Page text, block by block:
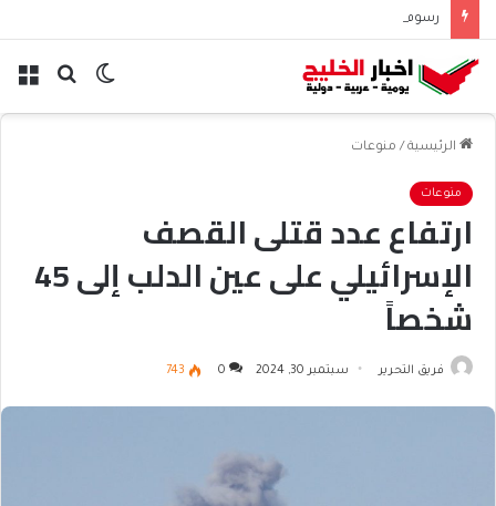
رسوم الحوثيين على باب المندب تعيد حسابات مخاطر الملاحة
بحث الوضع
الرئيسية / منوعات
منوعات
ارتفاع عدد قتلى القصف
الإسرائيلي على عين الدلب إلى 45
شخصاً
فريق التحرير سبتمبر 30, 2024 0
743